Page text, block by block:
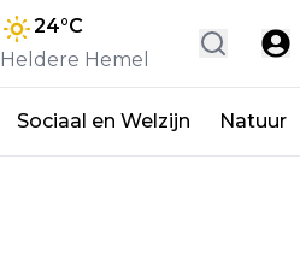
24°C
Heldere Hemel
Sociaal en Welzijn Natuur